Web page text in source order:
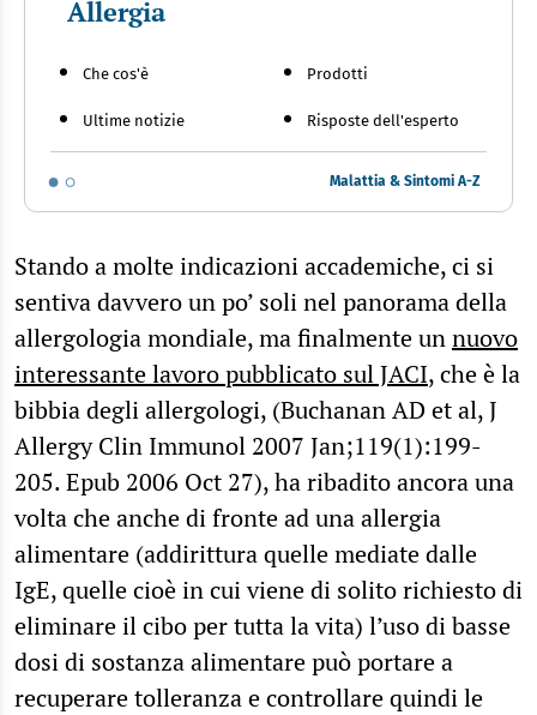
Allergia
Che cos'è
Ultime notizie
Prodotti
Risposte dell'esperto
Malattia & Sintomi A-Z
Stando a molte indicazioni accademiche, ci si
sentiva davvero un po’ soli nel panorama della
allergologia mondiale, ma finalmente unnuovo
interessante lavoro pubblicato sul JACI, che è la
bibbia degli allergologi, (Buchanan AD et al, J
Allergy Clin Immunol 2007 Jan;119(1):199-
205. Epub 2006 Oct 27), ha ribadito ancora una
volta che anche di fronte ad una allergia
alimentare (addirittura quelle mediate dalle
IgE, quelle cioè in cui viene di solito richiesto di
eliminare il cibo per tutta la vita) l’uso di basse
dosi di sostanza alimentare può portare a
recuperare tolleranza e controllare quindi le